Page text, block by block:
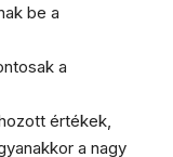
be a
a
értékek,
a nagy